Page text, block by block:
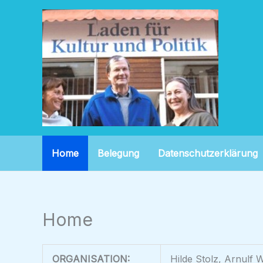
Home Belegung Datenschutzerklärung
Home
ORGANISATION: Hilde Stolz, Arnulf